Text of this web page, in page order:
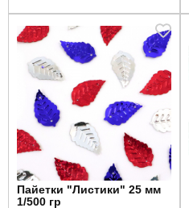
Пайетки "Листики" 25 мм
1/500 гр